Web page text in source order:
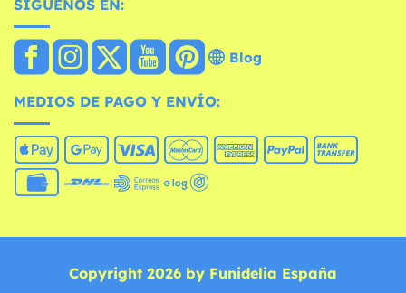
SÍGUENOS EN:
Blog
MEDIOS DE PAGO Y ENVÍO:
Copyright 2026 by Funidelia España